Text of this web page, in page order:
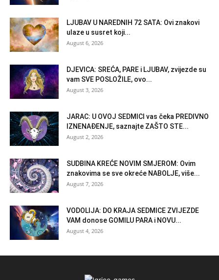
LJUBAV U NAREDNIH 72 SATA: Ovi znakovi
ulaze u susret koji...
August 6, 2026
DJEVICA: SREĆA, PARE i LJUBAV, zvijezde su
vam SVE POSLOŽILE, ovo...
August 3, 2026
JARAC: U OVOJ SEDMICI vas čeka PREDIVNO
IZNENAĐENJE, saznajte ZAŠTO STE...
August 2, 2026
SUDBINA KREĆE NOVIM SMJEROM: Ovim
znakovima se sve okreće NABOLJE, više...
August 7, 2026
VODOLIJA: DO KRAJA SEDMICE ZVIJEZDE
VAM donose GOMILU PARA i NOVU...
August 4, 2026